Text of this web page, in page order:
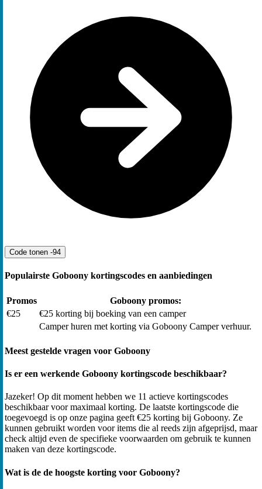
Code tonen -94
Populairste Goboony kortingscodes en aanbiedingen
Promos
Goboony promos:
€25
€25 korting bij boeking van een camper
Camper huren met korting via Goboony Camper verhuur.
Meest gestelde vragen voor Goboony
Is er een werkende Goboony kortingscode beschikbaar?
Jazeker! Op dit moment hebben we 11 actieve kortingscodes
beschikbaar voor maximaal korting. De laatste kortingscode die
toegevoegd is op onze pagina geeft €25 korting bij Goboony. Ze
kunnen gebruikt worden voor items die al reeds zijn afgeprijsd, maar
check altijd even de specifieke voorwaarden om gebruik te kunnen
maken van deze kortingscode.
Wat is de de hoogste korting voor Goboony?